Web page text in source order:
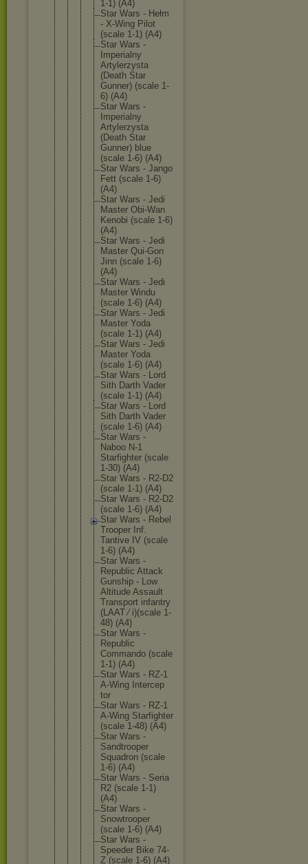
1-1) (A4)
Star Wars - Hełm
- X-Wing Pilot
(scale 1-1) (A4)
Star Wars -
Imperial ny
Artylerzysta
(Death Star
Gunner) (scale 1-
6) (A4)
Star Wars -
Imperial ny
Artylerzysta
(Death Star
Gunner) blue
(scale 1-6) (A4)
Star Wars - Jango
Fett (scale 1-6)
(A4)
Star Wars - Jedi
Master Obi-Wan
Kenobi (scale 1-6)
(A4)
Star Wars - Jedi
Master Qui-Gon
Jinn (scale 1-6)
(A4)
Star Wars - Jedi
Master Windu
(scale 1-6) (A4)
Star Wars - Jedi
Master Yoda
(scale 1-1) (A4)
Star Wars - Jedi
Master Yoda
(scale 1-6) (A4)
Star Wars - Lord
Sith Darth Vader
(scale 1-1) (A4)
Star Wars - Lord
Sith Darth Vader
(scale 1-6) (A4)
Star Wars -
Naboo N-1
Starfighter (scale
1-30) (A4)
Star Wars - R2-D2
(scale 1-1) (A4)
Star Wars - R2-D2
(scale 1-6) (A4)
Star Wars - Rebel
Trooper Inf.
Tantive IV (scale
1-6) (A4)
Star Wars -
Republic Attack
Gunship - Low
Altitude Assault
Transport infantry
(LAAT ⁄ i)(scale 1-
48) (A4)
Star Wars -
Republic
Commando (scale
1-1) (A4)
Star Wars - RZ-1
A-Wing Intercep
tor
Star Wars - RZ-1
A-Wing Starfighter
(scale 1-48) (A4)
Star Wars -
Sandtrooper
Squadron (scale
1-6) (A4)
Star Wars - Seria
R2 (scale 1-1)
(A4)
Star Wars -
Snowtrooper
(scale 1-6) (A4)
Star Wars -
Speeder Bike 74-
Z (scale 1-6) (A4)